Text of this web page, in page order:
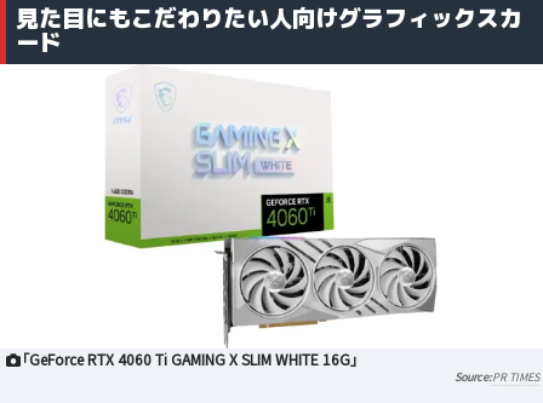
見た目にもこだわりたい人向けグラフィックスカ
ード
「GeForce RTX 4060 Ti GAMING X SLIM WHITE 16G」
PR TIMES